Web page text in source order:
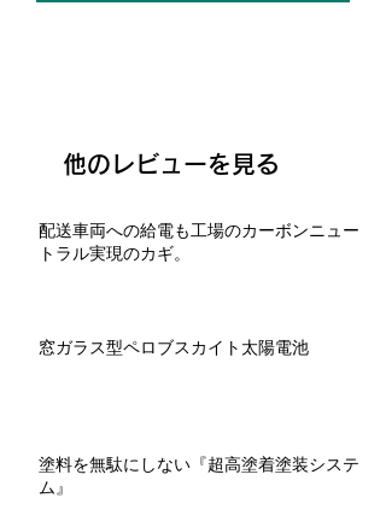
他のレビューを見る
配送車両への給電も工場のカーボンニュー
トラル実現のカギ。
窓ガラス型ペロブスカイト太陽電池
塗料を無駄にしない『超高塗着塗装システ
ム』